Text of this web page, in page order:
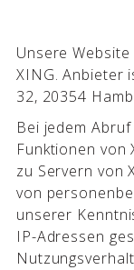
Unsere
XING. Anbieter
32, 20354
Bei jedem
Funktionen von
zu Servern von
von
unserer
IP-Adressen